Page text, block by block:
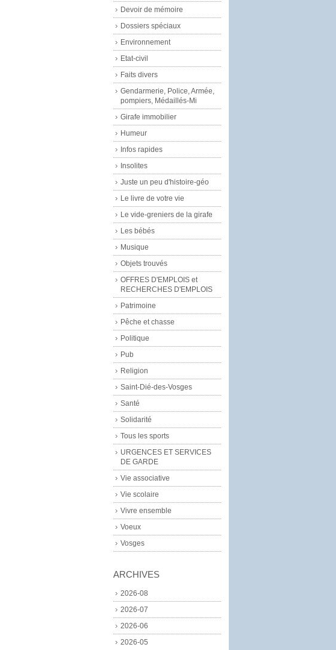
Devoir de mémoire
Dossiers spéciaux
Environnement
Etat-civil
Faits divers
Gendarmerie, Police, Armée,
pompiers, Médaillés-Mi
Girafe immobilier
Humeur
Infos rapides
Insolites
Juste un peu d'histoire-géo
Le livre de votre vie
Le vide-greniers de la girafe
Les bébés
Musique
Objets trouvés
OFFRES D'EMPLOIS et
RECHERCHES D'EMPLOIS
Patrimoine
Pêche et chasse
Politique
Pub
Religion
Saint-Dié-des-Vosges
Santé
Solidarité
Tous les sports
URGENCES ET SERVICES
DE GARDE
Vie associative
Vie scolaire
Vivre ensemble
Voeux
Vosges
ARCHIVES
2026-08
2026-07
2026-06
2026-05